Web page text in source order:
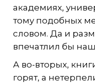
академиях,
тому подобных
словом. Да и
впечатлил бы
А во-вторых,
горят, а